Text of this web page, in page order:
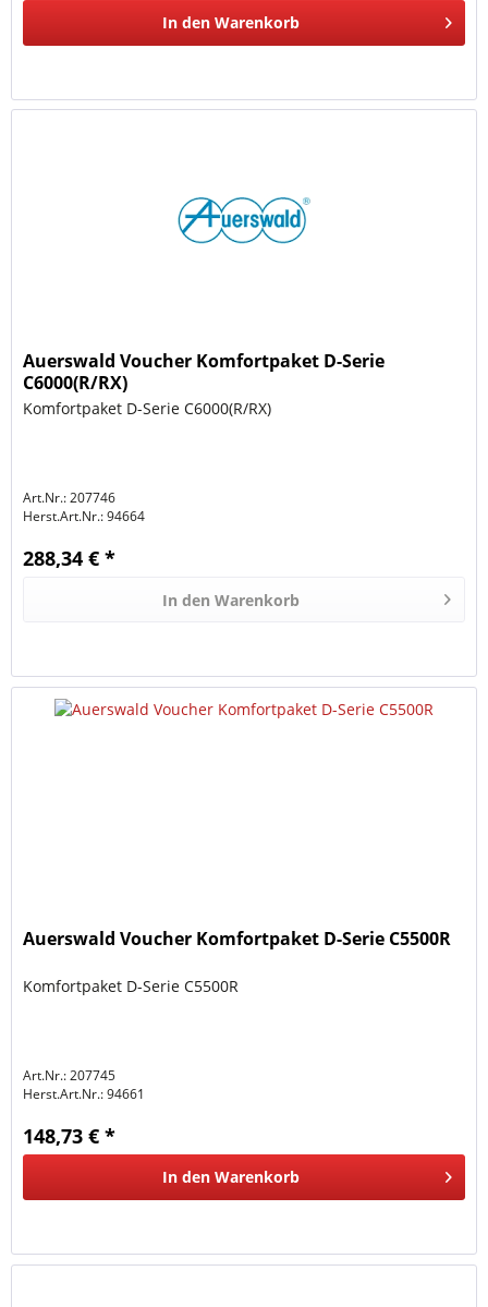
In den Warenkorb
Auerswald Voucher Komfortpaket D-Serie
C6000(R/RX)
Komfortpaket D-Serie C6000(R/RX)
Art.Nr.: 207746
Herst.Art.Nr.:94664
288,34 € *
In den Warenkorb
Auerswald Voucher Komfortpaket D-Serie C5500R
Komfortpaket D-Serie C5500R
Art.Nr.: 207745
Herst.Art.Nr.:94661
148,73 € *
In den Warenkorb